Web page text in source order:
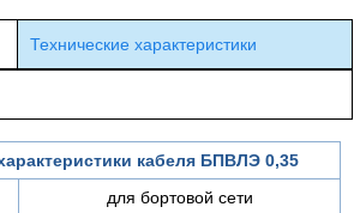
Технические характеристики
кабеля БПВЛЭ 0,35
для бортовой сети